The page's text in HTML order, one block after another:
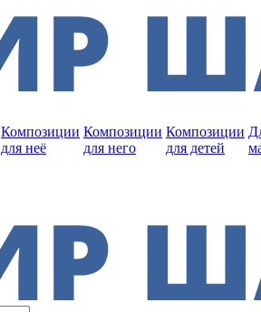
Композиции
для неё
Композиции
для него
Композиции
для детей